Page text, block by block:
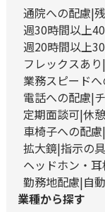
通院への配慮
週30時間以上
週20時間以上
フレックスあり
業務スピード
電話への配慮
定期面談可 休
車椅子への配慮
拡大鏡 指示の
ヘッドホン・
勤務地配慮 自
業種から探す